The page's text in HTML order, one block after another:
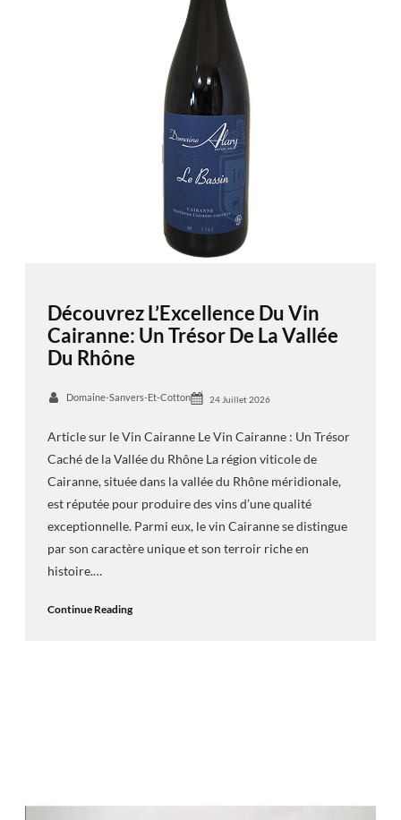
Découvrez L’Excellence Du Vin
Cairanne: Un Trésor De La Vallée
Du Rhône
Domaine-Sanvers-Et-Cotton 24 Juillet 2026
Article sur le Vin Cairanne Le Vin Cairanne : Un Trésor
Caché de la Vallée du Rhône La région viticole de
Cairanne, située dans la vallée du Rhône méridionale,
est réputée pour produire des vins d’une qualité
exceptionnelle. Parmi eux, le vin Cairanne se distingue
par son caractère unique et son terroir riche en
histoire.…
Continue Reading